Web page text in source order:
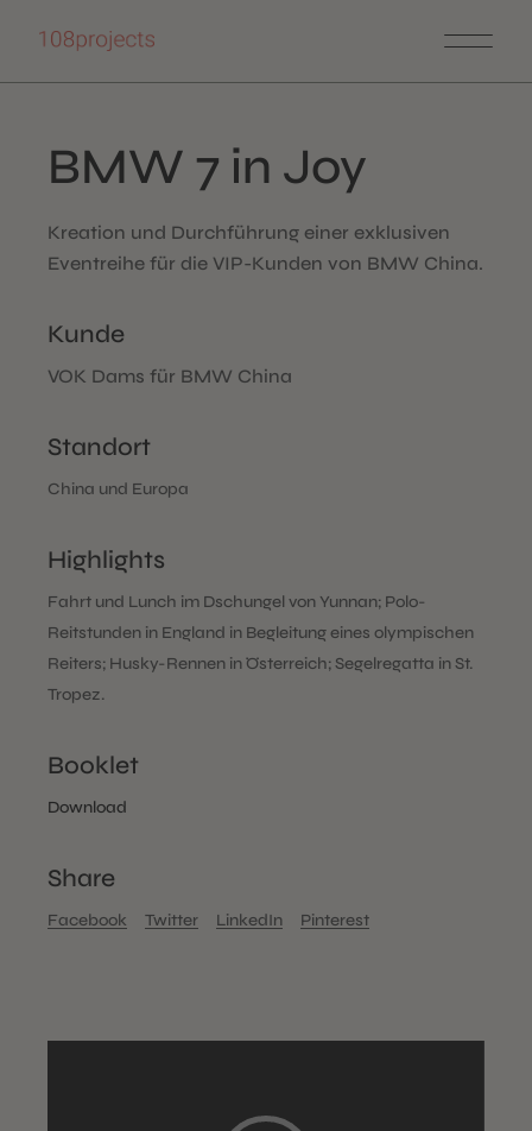
BMW 7 in Joy
Kreation und Durchführung einer exklusiven
Eventreihe für die VIP-Kunden von BMW China.
Kunde
VOK Dams für BMW China
Standort
China und Europa
Highlights
Fahrt und Lunch im Dschungel von Yunnan; Polo-
Reitstunden in England in Begleitung eines olympischen
Reiters; Husky-Rennen in Österreich; Segelregatta in St.
Tropez.
Booklet
Download
Share
Facebook Twitter LinkedIn Pinterest